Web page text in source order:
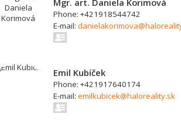
Mgr. art. Daniela Korimová
Phone: +421918544742
E-mail:
Emil Kubíček
Phone: +421917640174
E-mail:emilkubicek@haloreality.sk